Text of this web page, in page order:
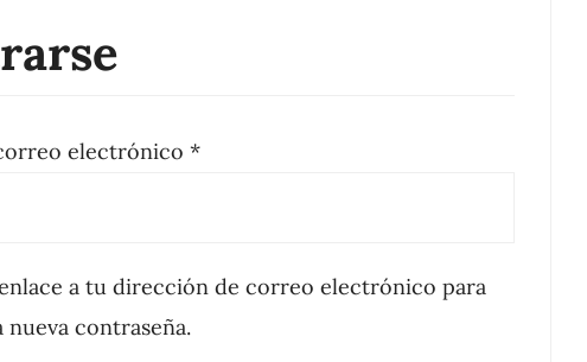
electrónico *Obligatorio
a tu dirección de correo electrónico para
nueva contraseña.